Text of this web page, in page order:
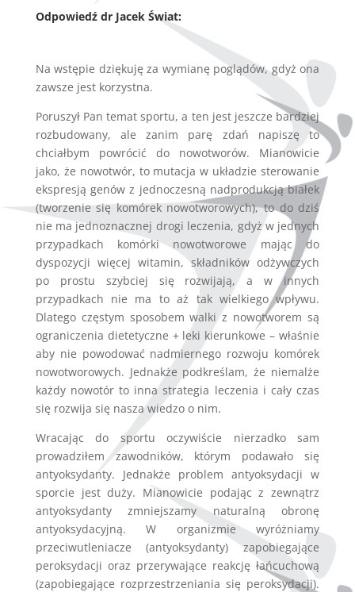
Odpowiedź dr Jacek Świat:
Na wstępie dziękuję za wymianę poglądów, gdyż ona
zawsze jest korzystna.
Poruszył Pan temat sportu, a ten jest jeszcze bardziej
rozbudowany, ale zanim parę zdań napiszę to
chciałbym powrócić do nowotworów. Mianowicie
jako, że nowotwór, to mutacja w układzie sterowanie
ekspresją genów z jednoczesną nadprodukcją białek
(tworzenie się komórek nowotworowych), to do dziś
nie ma jednoznacznej drogi leczenia, gdyż w jednych
przypadkach komórki nowotworowe mając do
dyspozycji więcej witamin, składników odżywczych
po prostu szybciej się rozwijają, a w innych
przypadkach nie ma to aż tak wielkiego wpływu.
Dlatego częstym sposobem walki z nowotworem są
ograniczenia dietetyczne + leki kierunkowe – właśnie
aby nie powodować nadmiernego rozwoju komórek
nowotworowych. Jednakże podkreślam, że niemalże
każdy nowotór to inna strategia leczenia i cały czas
się rozwija się nasza wiedzo o nim.
Wracając do sportu oczywiście nierzadko sam
prowadziłem zawodników, którym podawało się
antyoksydanty. Jednakże problem antyoksydacji w
sporcie jest duży. Mianowicie podając z zewnątrz
antyoksydanty zmniejszamy naturalną obronę
antyoksydacyjną. W organizmie wyróżniamy
przeciwutleniacze (antyoksydanty) zapobiegające
peroksydacji oraz przerywające reakcję łańcuchową
(zapobiegające rozprzestrzeniania się peroksydacji).